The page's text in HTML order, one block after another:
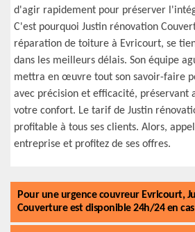
d'agir rapidement pour préserver
C'est pourquoi Justin rénovation
réparation de toiture à Evricourt, se
dans les meilleurs délais. Son équipe
mettra en œuvre tout son savoir-faire
avec précision et efficacité, préservant
votre confort. Le tarif de Justin
profitable à tous ses clients. Alors,
entreprise et profitez de ses offres.
Pour une urgence couvreur Evricourt,
Couverture est disponible 24h/24 en